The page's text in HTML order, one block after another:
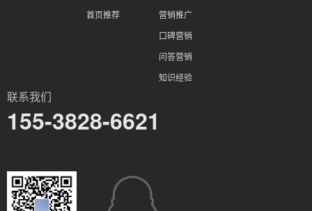
首页推荐
营销推广
口碑营销
问答营销
知识经验
联系我们
155-3828-6621